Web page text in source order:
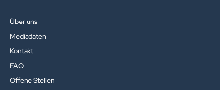
Über uns
Mediadaten
Kontakt
FAQ
Offene Stellen